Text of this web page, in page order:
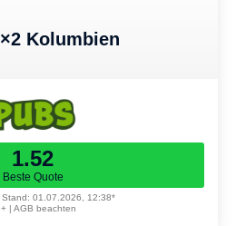
Kolumbien
1.52
Beste Quote
Stand: 01.07.2026, 12:38*
| AGB beachten